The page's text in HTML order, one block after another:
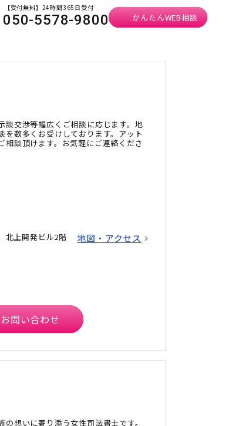
【受付無料】24時間365日受付
050-5578-9800 かんたんWEB相談
談交渉等幅広くご相談に応じます。地
を数多くお受けしております。アット
相談頂けます。お気軽にご連絡くださ
北上開発ビル2階 地図・アクセス
問い合わせ
想いに寄り添う女性司法書士です。